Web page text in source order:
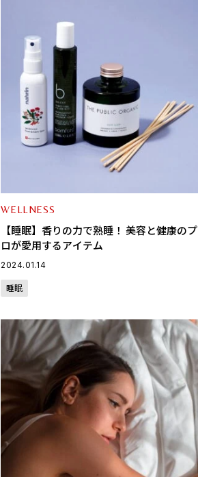
WELLNESS
【睡眠】香りの力で熟睡！ 美容と健康のプ
ロが愛用するアイテム
2024.01.14
睡眠